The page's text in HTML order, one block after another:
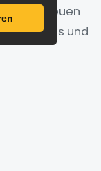
aus betreuen
Murr-Kreis und